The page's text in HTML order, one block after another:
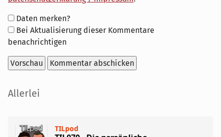
Formular-
Optionen
Daten merken?
Bei Aktualisierung dieser Kommentare
benachrichtigen
Seitenleiste
Allerlei